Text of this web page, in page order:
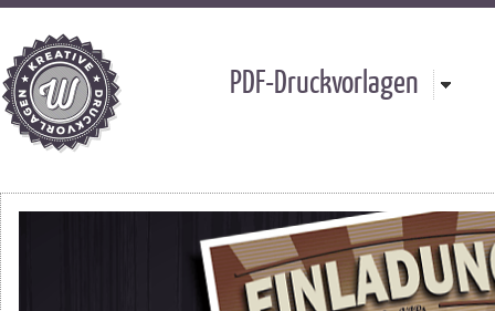
PDF-Druckvorlagen